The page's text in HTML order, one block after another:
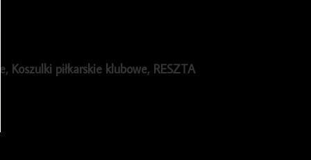
, Koszulki piłkarskie klubowe, RESZTA